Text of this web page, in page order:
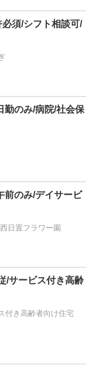
必須/シフト相談可/
勤のみ/病院/社会保
前のみ/デイサービ
日置フラワー園
/サービス付き高齢
付き高齢者向け住宅